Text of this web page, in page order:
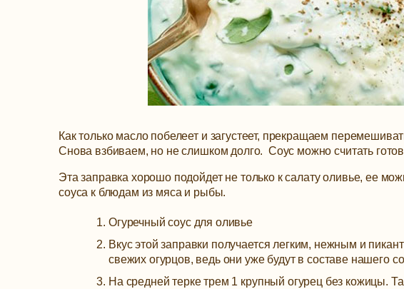
Как только масло побелеет и загустеет, прекращаем
Снова взбиваем, но не слишком долго. Соус можно считать
Эта заправка хорошо подойдет не только к салату оливье, ее
соуса к блюдам из мяса и рыбы.
Огуречный соус для оливье
Вкус этой заправки получается легким, нежным и
свежих огурцов, ведь они уже будут в составе нашего
На средней терке трем 1 крупный огурец без кожицы.